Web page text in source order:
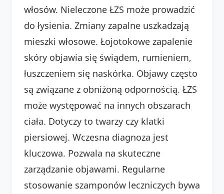
włosów. Nieleczone ŁZS może prowadzić
do łysienia. Zmiany zapalne uszkadzają
mieszki włosowe. Łojotokowe zapalenie
skóry objawia się świądem, rumieniem,
łuszczeniem się naskórka. Objawy często
są związane z obniżoną odpornością. ŁZS
może występować na innych obszarach
ciała. Dotyczy to twarzy czy klatki
piersiowej. Wczesna diagnoza jest
kluczowa. Pozwala na skuteczne
zarządzanie objawami. Regularne
stosowanie szamponów leczniczych bywa